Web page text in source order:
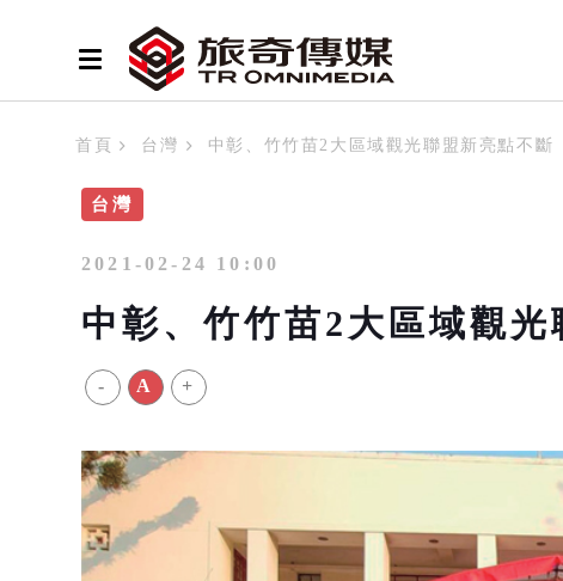
首頁 台灣 中彰、竹竹苗2大區域觀光聯盟新亮點不斷
台灣
2021-02-24 10:00
中彰、竹竹苗2大區域觀光
- A +